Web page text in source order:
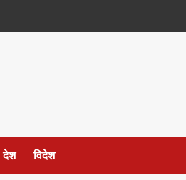
देश विदेश